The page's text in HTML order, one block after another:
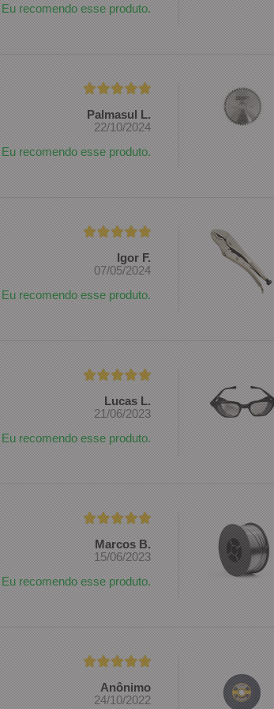
Eu recomendo esse produto.
Palmasul L.
22/10/2024
Eu recomendo esse produto.
Igor F.
07/05/2024
Eu recomendo esse produto.
Lucas L.
21/06/2023
Eu recomendo esse produto.
Marcos B.
15/06/2023
Eu recomendo esse produto.
Anônimo
24/10/2022